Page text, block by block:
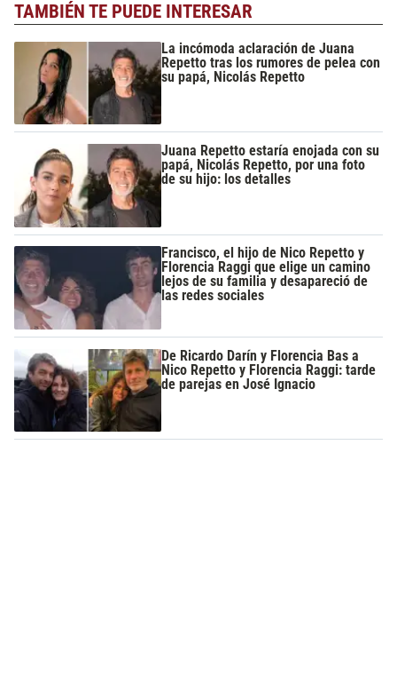
TAMBIÉN TE PUEDE INTERESAR
La incómoda aclaración de Juana
Repetto tras los rumores de pelea con
su papá, Nicolás Repetto
Juana Repetto estaría enojada con su
papá, Nicolás Repetto, por una foto
de su hijo: los detalles
Francisco, el hijo de Nico Repetto y
Florencia Raggi que elige un camino
lejos de su familia y desapareció de
las redes sociales
De Ricardo Darín y Florencia Bas a
Nico Repetto y Florencia Raggi: tarde
de parejas en José Ignacio